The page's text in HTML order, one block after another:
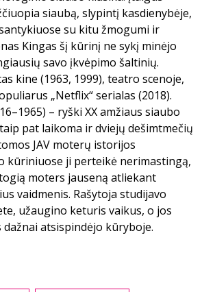
siaubą, slypintį kasdienybėje,
su kitu žmogumi ir
Kingas šį kūrinį ne sykį minėjo
savo įkvėpimo šaltinių.
kine (1963, 1999), teatro scenoje,
„Netflix“ serialas (2018).
– ryški XX amžiaus siaubo
pat laikoma ir dviejų dešimtmečių
JAV moterų istorijos
kūriniuose ji perteikė nerimastingą,
moters jauseną atliekant
vaidmenis. Rašytoja studijavo
užaugino keturis vaikus, o jos
atsispindėjo kūryboje.